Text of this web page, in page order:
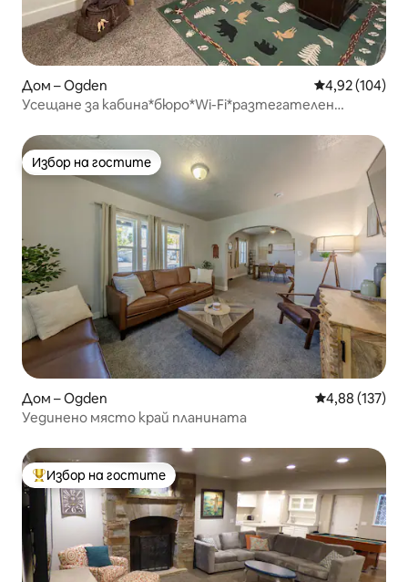
Дом – Ogden Средна
4,92 (104)
Усещане за кабина*бюро*Wi-Fi*разтегателен
Избор на гостите
Избор на гостите
Дом – Ogden Средна
4,88 (137)
Уединено място край планината
Най-популярен избор на гостите
Избор на гостите